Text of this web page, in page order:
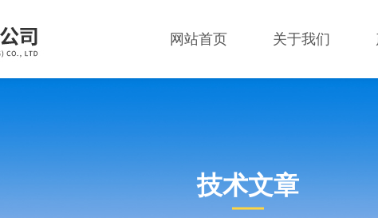
网站首页 关于我们
技术文章